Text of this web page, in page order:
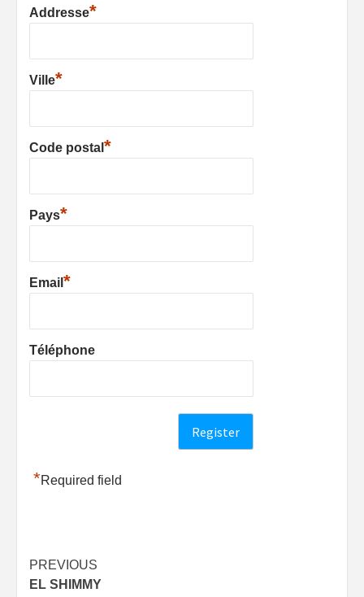
Addresse*
Ville*
Code postal *
Pays*
Email *
Téléphone
*Required field
Post
PREVIOUS
EL SHIMMY